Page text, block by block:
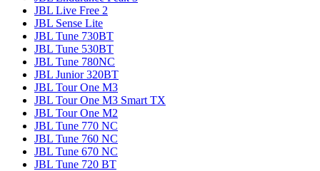
JBL Live Free 2
JBL Sense Lite
JBL Tune 730BT
JBL Tune 530BT
JBL Tune 780NC
JBL Junior 320BT
JBL Tour One M3
JBL Tour One M3 Smart TX
JBL Tour One M2
JBL Tune 770 NC
JBL Tune 760 NC
JBL Tune 670 NC
JBL Tune 720 BT